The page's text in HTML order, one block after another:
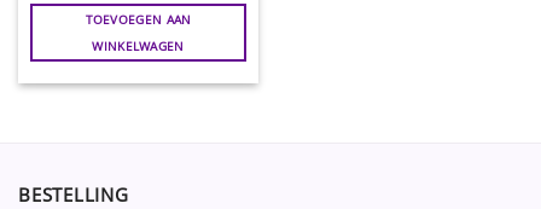
TOEVOEGEN AAN
WINKELWAGEN
BESTELLING